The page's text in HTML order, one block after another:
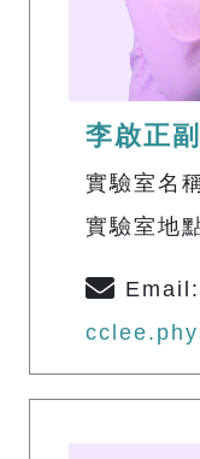
李啟正
實驗室名
實驗室地
Email: